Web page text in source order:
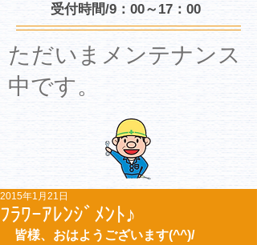
受付時間/9：00～17：00
​ただいまメンテナンス
中です。
ﾌﾗﾜｰｱﾚﾝｼﾞﾒﾝﾄ♪
2015年1月21日
皆様、おはようございます(^^)/